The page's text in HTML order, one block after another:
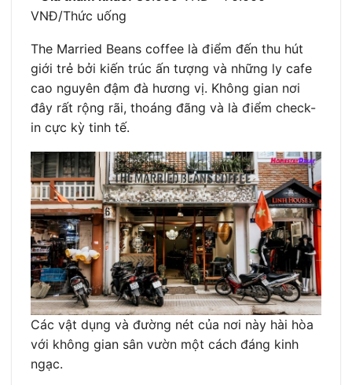
VNĐ/Thức uống
The Married Beans coffee là điểm đến thu hút
giới trẻ bởi kiến trúc ấn tượng và những ly cafe
cao nguyên đậm đà hương vị. Không gian nơi
đây rất rộng rãi, thoáng đãng và là điểm check-
in cực kỳ tinh tế.
Các vật dụng và đường nét của nơi này hài hòa
với không gian sân vườn một cách đáng kinh
ngạc.